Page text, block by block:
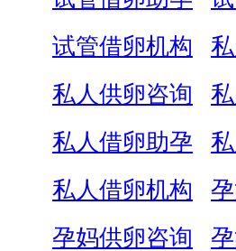
试管借卵机构
私人供卵咨询
私人借卵助孕
私人借卵机构
孕妈供卵咨询